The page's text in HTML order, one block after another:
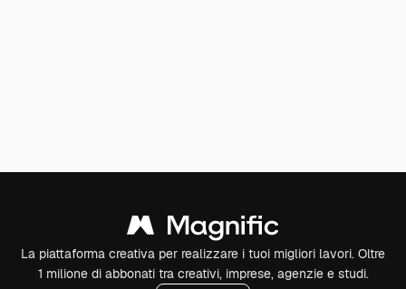
La piattaforma creativa per realizzare i tuoi migliori lavori. Oltre
1 milione di abbonati tra creativi, imprese, agenzie e studi.